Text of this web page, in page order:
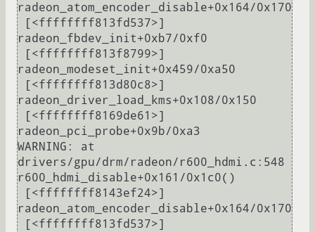
radeon_atom_encoder_disable+0x164/0x170
radeon_fbdev_init+0xb7/0xf0
radeon_modeset_init+0x459/0xa50
radeon_driver_load_kms+0x108/0x150
radeon_pci_probe+0x9b/0xa3
WARNING: at
drivers/gpu/drm/radeon/r600_hdmi.c:548
r600_hdmi_disable+0x161/0x1c0()
radeon_atom_encoder_disable+0x164/0x170